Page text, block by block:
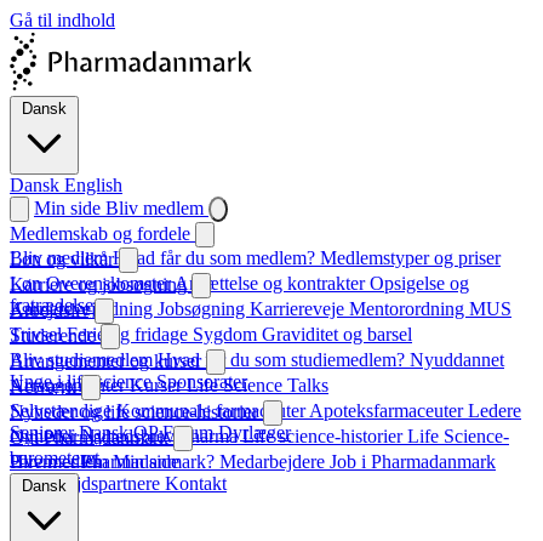
Gå til indhold
Dansk
Dansk English
Min side Bliv medlem
Medlemskab og fordele
Bliv medlemHvad får du som medlem? Medlemstyper og priser
Løn og vilkår
LønOverenskomsterAnsættelse og kontrakterOpsigelse og
fratrædelse
Karriere og jobsøgning
Karrierevejledning Jobsøgning Karriereveje Mentorordning MUS
Arbejdsliv
TrivselFerie og fridage Sygdom Graviditet og barsel
Studerende
Bliv studiemedlemHvad får du som studiemedlem? Nyuddannet
Unge i life scienceSponsorater
Arrangementer og kurser
ArrangementerKurserLife Science Talks
Netværk
SelvstændigeKommunale farmaceuterApoteksfarmaceuterLedere
SeniorerDansk QP ForumDyrlæger
Nyheder og life science-historier
NyhederNyhedsbrev PharmaLife science-historierLife Science-
barometeret
Om Pharmadanmark
Hvem er Pharmadanmark? Medarbejdere Job i Pharmadanmark
Samarbejdspartnere Kontakt
Bliv medlemMin side
Dansk